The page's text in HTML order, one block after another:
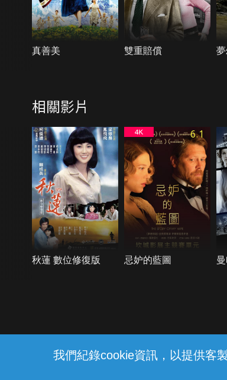
我們紀錄cookie資訊，以提供客
真善美 雙重賠償
相關影片
秋蓮 數位修復版
6.1
忌妒的藍圖